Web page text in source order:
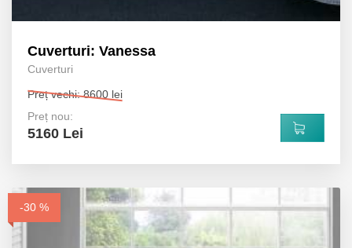
Cuverturi: Vanessa
Cuverturi
Preț vechi: 8600 lei
Preț nou:
5160 Lei
-30 %